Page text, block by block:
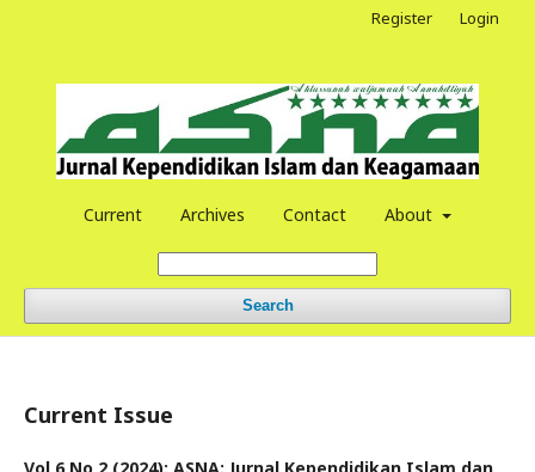
Current Archives Contact About
Search
Register Login
Current Issue